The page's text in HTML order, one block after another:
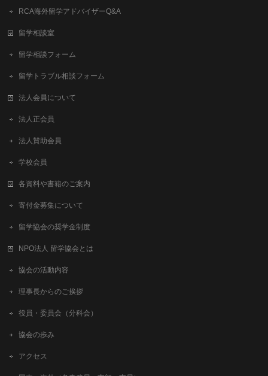
RCA海外留学アドバイザーQ&A
留学相談室
留学相談フォーム
留学トラブル相談フォーム
法人会員について
法人正会員
法人賛助会員
学校会員
各資料や書籍のご案内
寄付金募集について
留学協会の奨学金制度
NPO法人 留学協会とは
協会の活動内容
理事長からのご挨拶
役員・委員会（分科会）
協会の歩み
アクセス